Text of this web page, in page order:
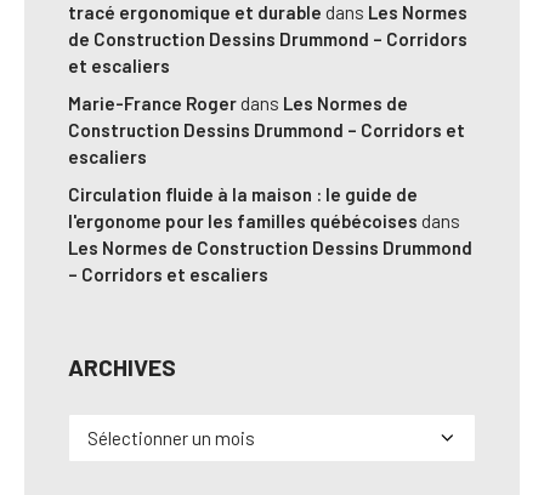
tracé ergonomique et durable dans Les Normes
de Construction Dessins Drummond – Corridors
et escaliers
Marie-France Roger dans Les Normes de
Construction Dessins Drummond – Corridors et
escaliers
Circulation fluide à la maison : le guide de
l'ergonome pour les familles québécoises dans
Les Normes de Construction Dessins Drummond
– Corridors et escaliers
ARCHIVES
Archives